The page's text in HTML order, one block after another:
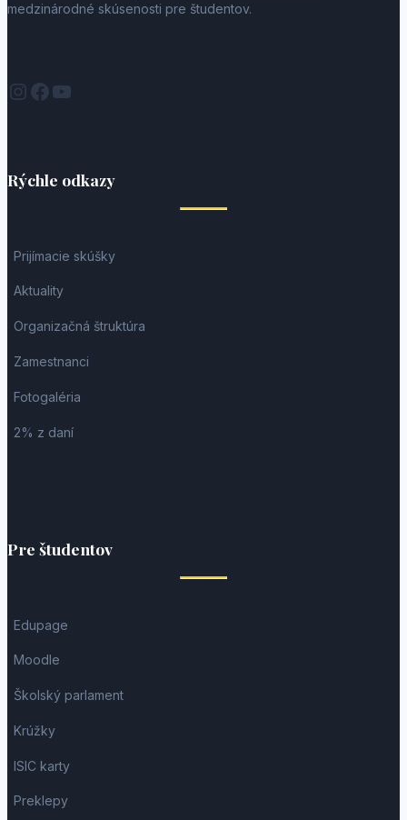
medzinárodné skúsenosti pre študentov.
Instagram
Facebook
YouTube
Rýchle odkazy
Prijímacie skúšky
Aktuality
Organizačná štruktúra
Zamestnanci
Fotogaléria
2% z daní
Pre študentov
Edupage
Moodle
Školský parlament
Krúžky
ISIC karty
Preklepy